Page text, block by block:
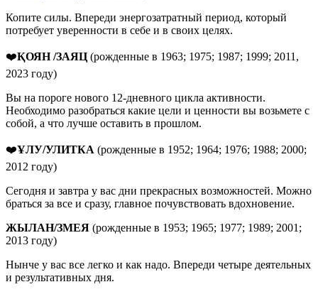
Копите силы. Впереди энергозатратный период, который
потребует уверенности в себе и в своих целях.
❤️ҚОЯН /ЗАЯЦ (рожденные в 1963; 1975; 1987; 1999; 2011,
2023 году)
Вы на пороге нового 12-дневного цикла активности.
Необходимо разобраться какие цели и ценности вы возьмете с
собой, а что лучше оставить в прошлом.
❤️ҰЛУ/УЛИТКА (рожденные в 1952; 1964; 1976; 1988; 2000;
2012 году)
Сегодня и завтра у вас дни прекрасных возможностей. Можно
браться за все и сразу, главное почувствовать вдохновение.
ЖЫЛАН/ЗМЕЯ (рожденные в 1953; 1965; 1977; 1989; 2001;
2013 году)
Нынче у вас все легко и как надо. Впереди четыре деятельных
и результативных дня.